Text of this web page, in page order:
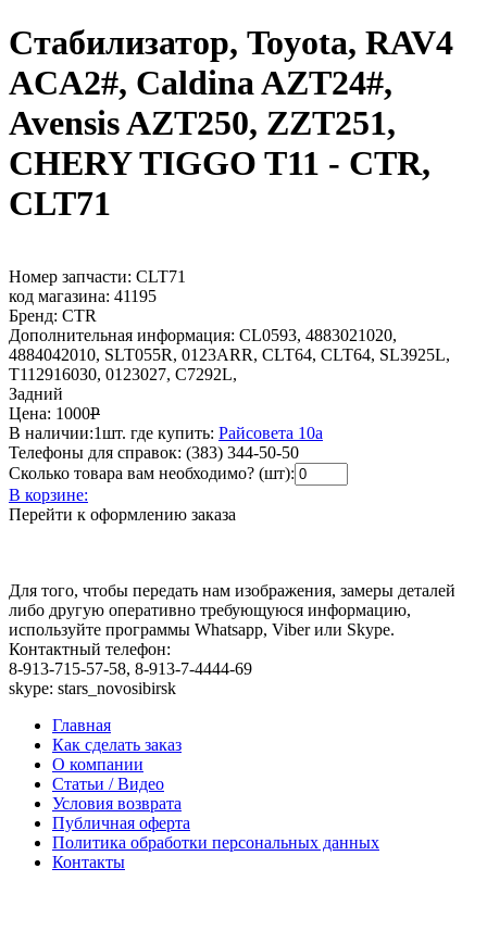
Стабилизатор, Toyota, RAV4
ACA2#, Caldina AZT24#,
Avensis AZT250, ZZT251,
CHERY TIGGO T11 - CTR,
CLT71
Номер запчасти: CLT71
код магазина: 41195
Бренд: CTR
Дополнительная информация: CL0593, 4883021020,
4884042010, SLT055R, 0123ARR, CLT64, CLT64, SL3925L,
T112916030, 0123027, C7292L,
Задний
Цена: 1000Р
В наличии:1шт. где купить: Райсовета 10а
Телефоны для справок: (383) 344-50-50
Сколько товара вам необходимо? (шт):
В корзине:
Перейти к оформлению заказа
Для того, чтобы передать нам изображения, замеры деталей
либо другую оперативно требующуюся информацию,
используйте программы Whatsapp, Viber или Skype.
Контактный телефон:
8-913-715-57-58, 8-913-7-4444-69
skype: stars_novosibirsk
Главная
Как сделать заказ
О компании
Статьи / Видео
Условия возврата
Публичная оферта
Политика обработки персональных данных
Контакты